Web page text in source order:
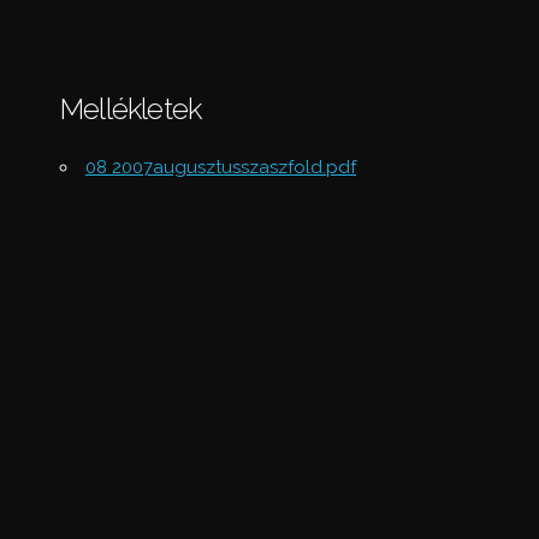
Mellékletek
08 2007augusztusszaszfold.pdf